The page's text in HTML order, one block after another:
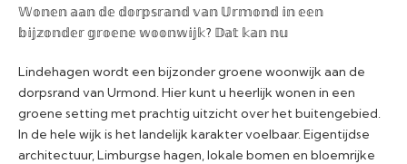
𝕎𝕠𝕟𝕖𝕟 𝕒𝕒𝕟 𝕕𝕖 𝕕𝕠𝕣𝕡𝕤𝕣𝕒𝕟𝕕 𝕧𝕒𝕟 𝕌𝕣𝕞𝕠𝕟𝕕 𝕚𝕟 𝕖𝕖𝕟
𝕓𝕚𝕛𝕫𝕠𝕟𝕕𝕖𝕣 𝕘𝕣𝕠𝕖𝕟𝕖 𝕨𝕠𝕠𝕟𝕨𝕚𝕛𝕜? 𝔻𝕒𝕥 𝕜𝕒𝕟 𝕟𝕦
Lindehagen wordt een bijzonder groene woonwijk aan de
dorpsrand van Urmond. Hier kunt u heerlijk wonen in een
groene setting met prachtig uitzicht over het buitengebied.
In de hele wijk is het landelijk karakter voelbaar. Eigentijdse
architectuur, Limburgse hagen, lokale bomen en bloemrijke